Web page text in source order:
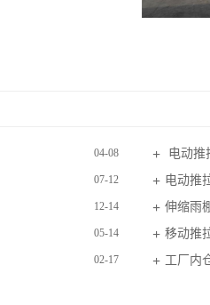
04-08 电动推
07-12 电动推
12-14 伸缩雨
05-14 移动推
02-17 工厂内